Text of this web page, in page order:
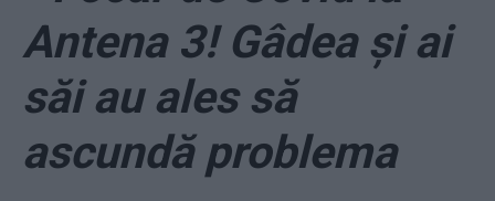
Antena 3! Gâdea și ai
săi au ales să
ascundă problema